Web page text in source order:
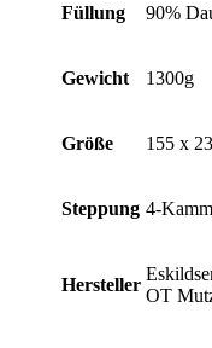
Füllung 90%
Gewicht 1300g
Größe 155 x
Steppung 4-
Hersteller
OT